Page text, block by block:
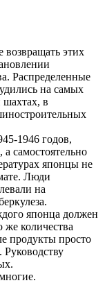
этих
Распределенные
на самых
шахтах, в
1946 годов,
самостоятельно
японцы не
Люди
на
японца должен
же количества
продукты просто
Руководству